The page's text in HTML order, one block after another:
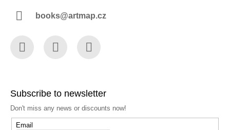
books@artmap.cz
Subscribe to newsletter
Don't miss any news or discounts now!
Email